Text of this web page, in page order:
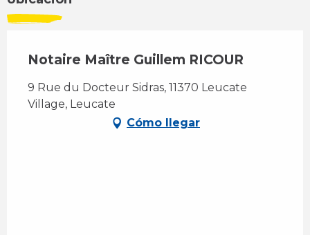
Notaire Maître Guillem RICOUR
9 Rue du Docteur Sidras, 11370 Leucate
Village, Leucate
Cómo llegar